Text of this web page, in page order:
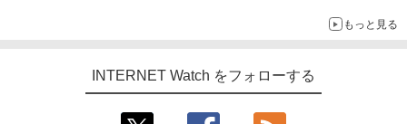
もっと見る
INTERNET Watch をフォローする